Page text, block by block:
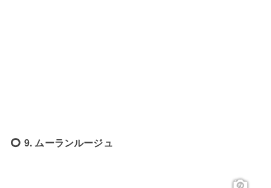
9. ムーランルージュ